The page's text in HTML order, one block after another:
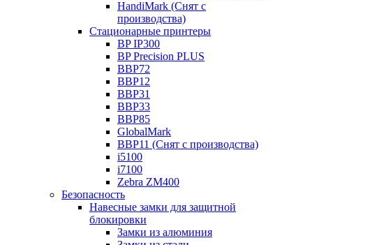
HandiMark (Снят с
производства)
Стационарные принтеры
BP IP300
BP Precision PLUS
BBP72
BBP12
BBP31
BBP33
BBP85
GlobalMark
BBP11 (Снят с производства)
i5100
i7100
Zebra ZM400
Безопасность
Навесные замки для защитной
блокировки
Замки из алюминия